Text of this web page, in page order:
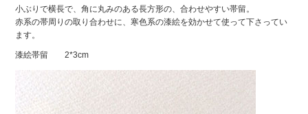
小ぶりで横長で、角に丸みのある長方形の、合わせやすい帯留。
赤系の帯周りの取り合わせに、寒色系の漆絵を効かせて使って下さってい
ます。
漆絵帯留 2*3cm